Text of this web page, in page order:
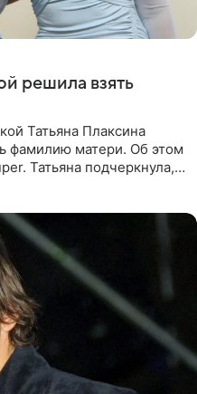
решила взять
Татьяна Плаксина
фамилию матери. Об этом
Татьяна подчеркнула,